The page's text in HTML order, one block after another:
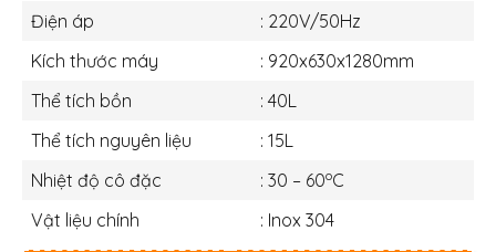
Điện áp
: 220V/50Hz
Kích thước máy
: 920x630x1280mm
Thể tích bồn
: 40L
Thể tích nguyên liệu
: 15L
Nhiệt độ cô đặc
: 30 – 60oC
Vật liệu chính
: Inox 304